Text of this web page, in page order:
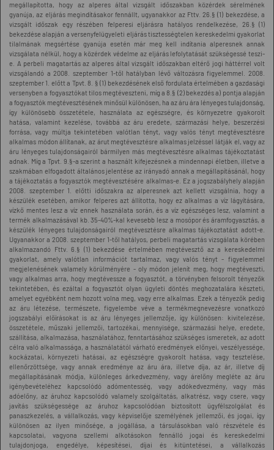
megállapította, hogy az alperes által vizsgált időszakban közérdek sérelmének
gyanúja, az eljárás megindításakor fennállt, ugyanakkor az Fttv. 26.§ (1) bekezdése, a
vizsgált időszak egy részében felperesi eljárásra hatályos rendelkezése, 26.§ (1)
bekezdése alapján a versenyfelügyeleti eljárás tisztességtelen kereskedelmi gyakorlat
tilalmának megsértése gyanúja esetén már meg kell indítania alperesnek annak
vizsgálata nélkül, hogy a közérdek védelme az eljárás lefolytatását szükségessé teszi-
e. A perbeli magatartás az alperes által vizsgált időszakban eltérő jogi háttérrel volt
vizsgálandó a 2008. szeptember 1-től hatályban lévő változásra figyelemmel. 2008.
szeptember 1. előtt a Tpvt. 8. § (1) bekezdésének első fordulata értelmében a gazdasági
versenyben a fogyasztókat tilos megtéveszteni, míg a 8.§ (2) bekezdés a) pontja alapján
a fogyasztók megtévesztésének minősül különösen, ha az áru ára lényeges tulajdonság,
így különösebb összetétele, használata az egészségre, és környezetre gyakorolt
hatása, valamint kezelése, továbbá az áru eredete, származási helye, beszerzési
forrása, vagy múltja tekintetében valótlan tényt, vagy valós tényt megtévesztésre
alkalmas módon állítanak, az árut megtévesztésre alkalmas jelzéssel látják el, vagy az
áru lényeges tulajdonságairól bármilyen más megtévesztésre alkalmas tájékoztatást
adnak. Míg a Tpvt. 9.§-a szerint a használt kifejezésnek a mindennapi életben, illetve a
szakmában elfogadott általános jelentése az irányadó annak a megállapításánál, hogy
a tájékoztatás a fogyasztók megtévesztésére alkalmas-e. Ez a jogszabályhely alapján
2008. szeptember 1. előtti időszakra az alperesnek azt kellett vizsgálnia, hogy a
készülék esetében, amikor felperes azt állította, hogy ez alkalmas a víz lágyítására,
vízkő mentes lesz a víz ennek használata során, és a víz egészséges lesz, valamint a
termék alkalmazásával kb. 35-40%-kal kevesebb lesz a mosópor és áramfogyasztás, a
készülék lényeges tulajdonságairól megtévesztésre alkalmas tájékoztatást adott-e.
Ugyanakkor a 2008. szeptember 1-től hatályos, perbeli magatartás vizsgálata körében
alkalmazandó Fttv. 6.§ (1) bekezdése értelmében megtévesztő az a kereskedelmi
gyakorlat, amely valótlan információt tartalmaz, vagy valós tényt - figyelemmel
megjelenésének valamely körülményére - oly módon jelenít meg, hogy megtéveszti,
vagy alkalmas arra, hogy megtévessze a fogyasztót, a törvényben felsorolt tényezők
tekintetében, és ezáltal a fogyasztót olyan ügyleti döntés meghozatalára készteti,
amelyet egyébként nem hozott volna meg, vagy erre alkalmas. Ezek a tényezők pedig
az áru létezése, természete, figyelembe véve a termékmegnevezésre vonatkozó
jogszabályi előírásokat is az áru lényeges jellemzője, így különösen: kivitelezése,
összetétele, műszaki jellemzői, tartozékai, mennyisége, származási helye, eredete,
szállítása, alkalmazása, használatához, fenntartásához szükséges ismeretek, az adott
célra való alkalmassága, a használatától várható eredmények előnyei, veszélyessége,
kockázatai, környezeti hatásai, az egészségre gyakorolt hatása, vagy tesztelése,
ellenőrzöttsége, vagy annak eredménye az áru ára, illetve díja, az ár, illetve díj
megállapításának módja, különleges árkedvezmény, vagy árelőny megléte az áru
igénybevételéhez kapcsolódó adómentesség, vagy adókedvezmény, vagy más
adóelőny, az áruhoz kapcsolódó valamely szolgáltatás, alkatrész, vagy csere, vagy
javítás szükségessége az áruhoz kapcsolódóan biztosított ügyfélszolgálat és
panaszkezelés, a vállalkozás, vagy képviselője személyének jellemzői, és jogai, így
különösen az ilyen minősége, a jogállása, a társulásokban való részvétele és
kapcsolatai, vagyona szellemi alkotásokon fennálló jogai és kereskedelmi
tulajdonjoga, engedélye, képesítései, díjai és kitüntetései, a vállalkozás